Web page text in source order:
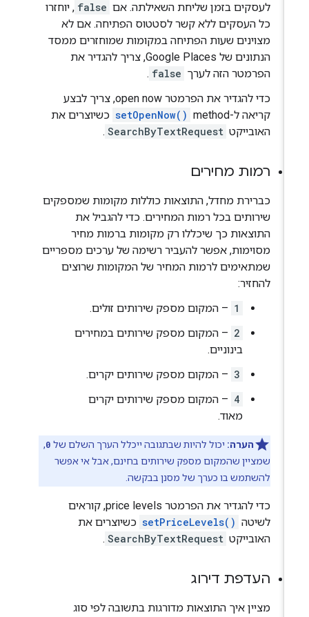
לעסקים בזמן שליחת השאילתה. אם false , יוחזרו
כל העסקים ללא קשר לסטטוס הפתיחה. אם לא
מצוינים שעות הפתיחה במקומות שמוחזרים ממסד
הנתונים של Google Places, צריך להגדיר את
הפרמטר הזה לערך false
.
כדי להגדיר את הפרמטר open now, צריך לבצע
קריאה ל-method‏
setOpenNow() כשיוצרים את
האובייקט SearchByTextRequest
.
רמות מחירים
כברירת מחדל, התוצאות כוללות מקומות שמספקים
שירותים בכל רמות המחירים. כדי להגביל את
התוצאות כך שיכללו רק מקומות ברמות מחיר
מסוימות, אפשר להעביר רשימה של ערכים מספריים
שמתאימים לרמות המחיר של המקומות שרוצים
להחזיר:
1
– המקום מספק שירותים זולים.
2
– המקום מספק שירותים במחירים
בינוניים.
3
– המקום מספק שירותים יקרים.
4
– המקום מספק שירותים יקרים
מאוד.
הערה:יכול להיות שבתגובה ייכלל הערך השלם של 0
,
שמציין שהמקום מספק שירותים בחינם, אבל אי אפשר
להשתמש בו כערך של מסנן בבקשה.
כדי להגדיר את הפרמטר price levels, קוראים
לשיטה setPriceLevels() כשיוצרים את
האובייקט SearchByTextRequest
.
העדפת דירוג
מציין איך התוצאות מדורגות בתשובה לפי סוג